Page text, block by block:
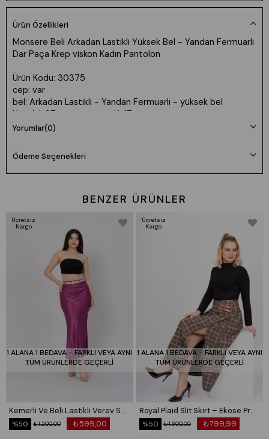
Ürün Özellikleri
Monsere Beli Arkadan Lastikli Yüksek Bel - Yandan Fermuarlı
Dar Paça Krep viskon Kadın Pantolon
Ürün Kodu: 30375
cep: var
bel: Arkadan Lastikli - Yandan Fermuarlı - yüksek bel
Uzunluk:97cm paça genişlik 17 cm
Kumaş: Krep viskon - az esnek likralı
💕Model Bilgileri:
Boy: 165cm Kilo:55 Göğüs: 85cm Bel: 65cm Basen: 94cm
Ürünlerimiz tam kalıptır kendi bedeninizi tercih edebilirsiniz
🌸Beden seçimi vücut tipine göre değişiklik gösterebilir.
Daha rahat kalıp isteyenler bir beden büyük tercih edebilir.
Ürün Beden Ölçü Bilgileri:
36/S Beden Göğüs: 83/90 Bel:67/74 Basen:91/98
38/M Beden Göğüs: 90/97 Bel:74/81 Basen:98/105
40/L Beden Göğüs: 97/104 Bel:81/88 Basen:105/112
42/XL Beden Göğüs: 104/114 Bel:88/98 Basen:112/120
44/XXL Beden Göğüs: 114/124 Bel:98/108 Basen:120/128
Yorumlar(0)
Ödeme Seçenekleri
BENZER ÜRÜNLER
1 ALANA 1 BEDAVA - FARKLI VEYA AYNI
TÜM ÜRÜNLERDE GEÇERLİ
Kemerli Ve Beli Lastikli Verev Saten Etek 6791
₺599,00
₺1.200,00
%50
Ücretsiz
Kargo
1 ALANA 1 BEDAVA - FARKLI VEYA AYNI
TÜM ÜRÜNLERDE GEÇERLİ
Royal Plaid Slit Skirt – Ekose Premium Maxi Etek 6831
₺799,99
₺1.600,00
%50
Ücretsiz
Kargo